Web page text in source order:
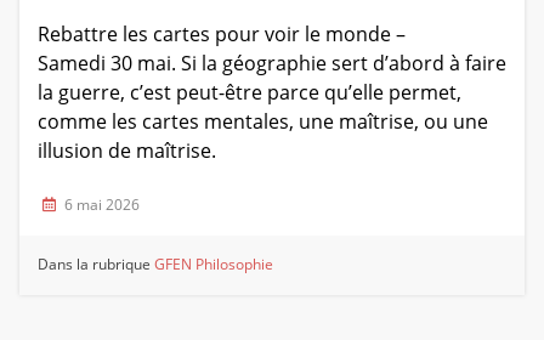
Rebattre les cartes pour voir le monde –
Samedi 30 mai. Si la géographie sert d’abord à faire
la guerre, c’est peut-être parce qu’elle permet,
comme les cartes mentales, une maîtrise, ou une
illusion de maîtrise.
6 mai 2026
Dans la rubriqueGFEN Philosophie